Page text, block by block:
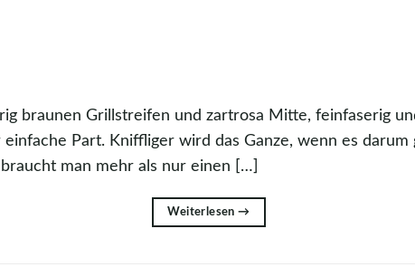
braunen Grillstreifen und zartrosa Mitte, feinfaserig
Part. Kniffliger wird das Ganze, wenn es darum
man mehr als nur einen […]
Weiterlesen→